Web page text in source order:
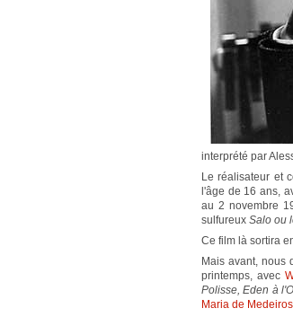
interprété par
Le réalisateur et
l'âge de 16 ans,
au 2 novembre
sulfureux Salo ou
Ce film là sortira
Mais avant, nous
printemps, avec
Polisse, Eden à
Maria de Medeiros